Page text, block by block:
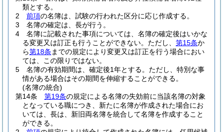
類とする。
2
前項の名簿は、試験の行われた区分に応じ作成する。
3
名簿の確定は、長が行う。
4
名簿に記載された事項については、名簿の確定後はいかな
る変更又は訂正も行うことができない。 ただし、 第15条か
ら第18条 までの規定により変更又は訂正を行う場合におい
ては、この限りではない。
5
名簿の有効期間は、確定後1年とする。 ただし、特別な事
情がある場合はその期間を伸縮することができる。
(名簿の統合)
第14条
第19条の規定による名簿の失効前に当該名簿の対象
となっている職につき、新たに名簿が作成された場合にお
いては、長は、新旧両名簿を統合して名簿を作成すること
ができる。